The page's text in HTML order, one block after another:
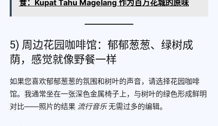
食：Kupat Tahu Magelang 作为百万花城的原味
5) 周边花园咖啡馆：郁郁葱葱、绿树成
荫，感觉就像野餐一样
如果您喜欢郁郁葱葱的氛围和树叶的声音，请选择花园咖啡
馆。我通常坐在一张深色金属椅子上，与树叶的绿色形成鲜明
对比——照片的结果 流行音乐无需过多的编辑。